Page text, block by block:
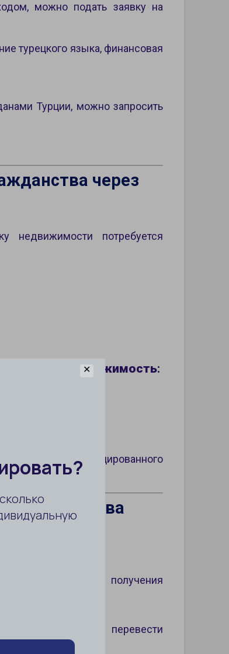
можно подать заявку на
турецкого языка, финансовая
Турции, можно запросить
через
недвижимости потребуется
через недвижимость:
язык у сертифицированного
гражданства
подходящую для получения
лучший вариант.
оценку и перевести
✕